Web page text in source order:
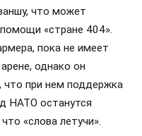
что может
«стране 404».
пока не имеет
однако он
что при нем поддержка
НАТО останутся
«слова летучи».